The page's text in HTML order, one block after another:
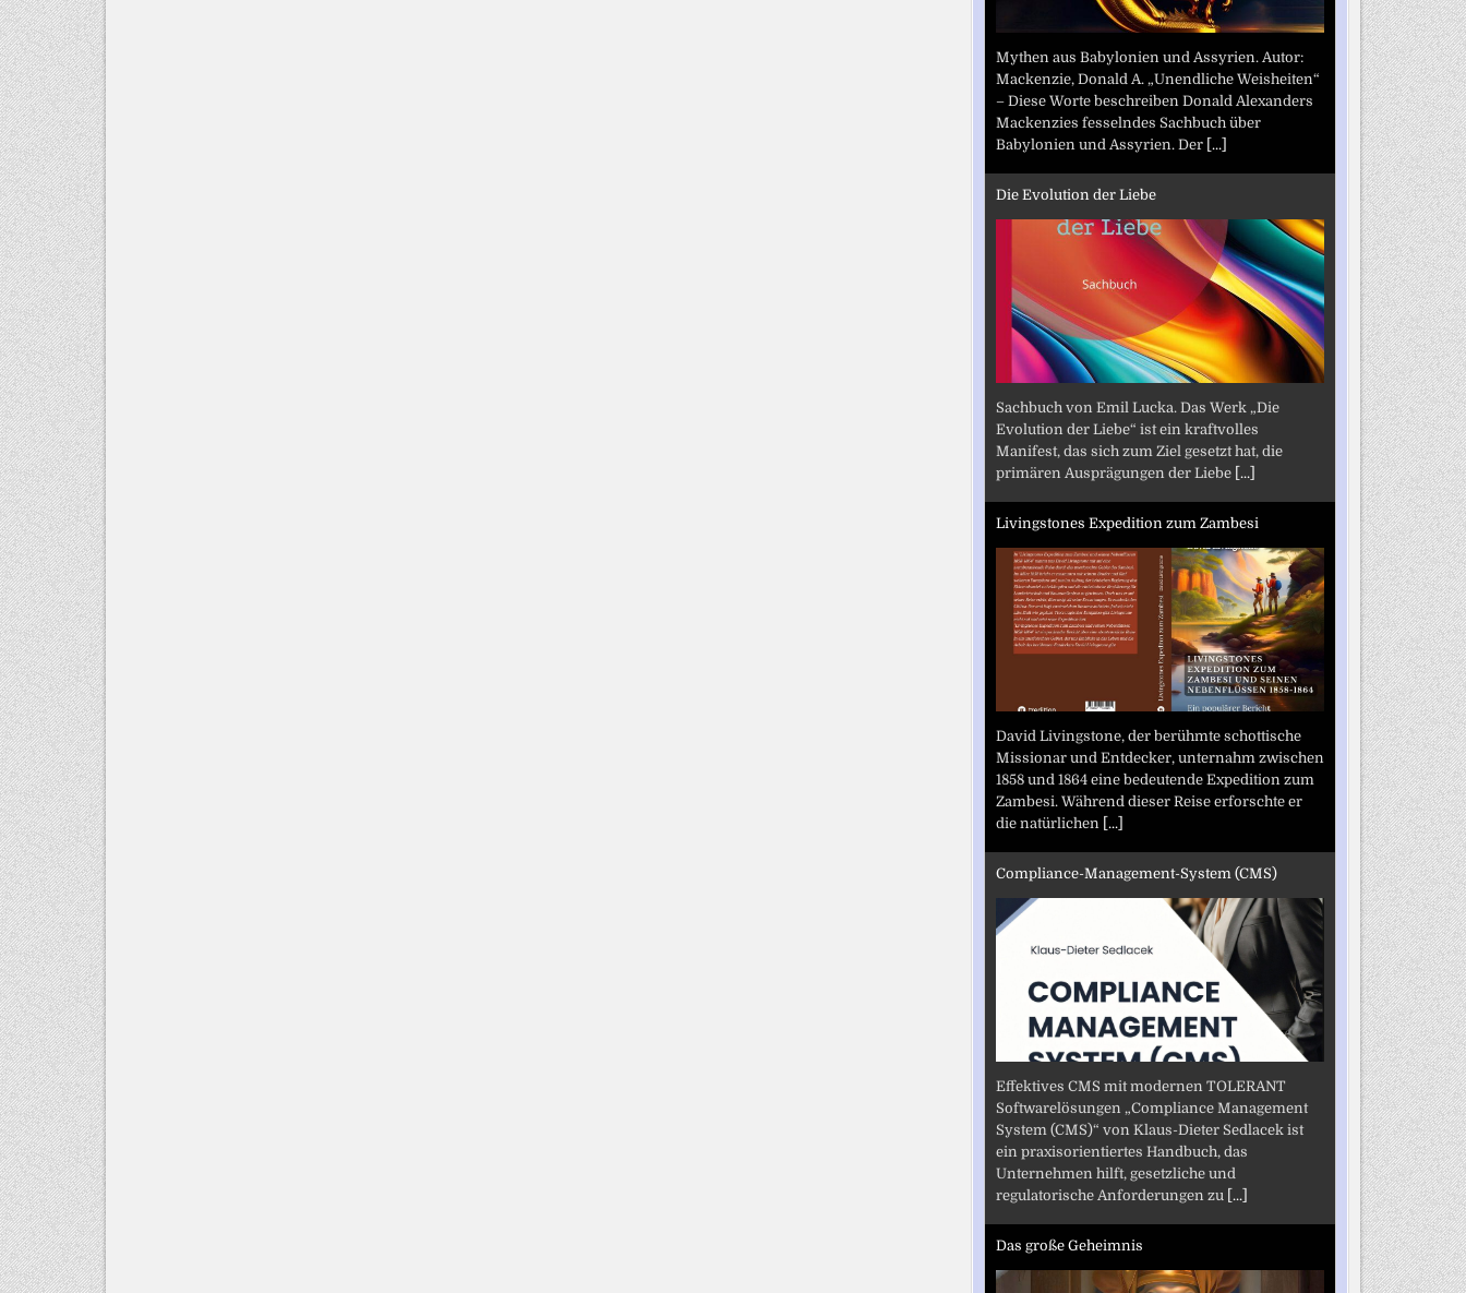
Mythen aus Babylonien und Assyrien. Autor:
Mackenzie, Donald A. „Unendliche Weisheiten“
– Diese Worte beschreiben Donald Alexanders
Mackenzies fesselndes Sachbuch über
Babylonien und Assyrien. Der [...]
Die Evolution der Liebe
Sachbuch von Emil Lucka. Das Werk „Die
Evolution der Liebe“ ist ein kraftvolles
Manifest, das sich zum Ziel gesetzt hat, die
primären Ausprägungen der Liebe [...]
Livingstones Expedition zum Zambesi
David Livingstone, der berühmte schottische
Missionar und Entdecker, unternahm zwischen
1858 und 1864 eine bedeutende Expedition zum
Zambesi. Während dieser Reise erforschte er
die natürlichen [...]
Compliance-Management-System (CMS)
Effektives CMS mit modernen TOLERANT
Softwarelösungen „Compliance Management
System (CMS)“ von Klaus-Dieter Sedlacek ist
ein praxisorientiertes Handbuch, das
Unternehmen hilft, gesetzliche und
regulatorische Anforderungen zu [...]
Das große Geheimnis